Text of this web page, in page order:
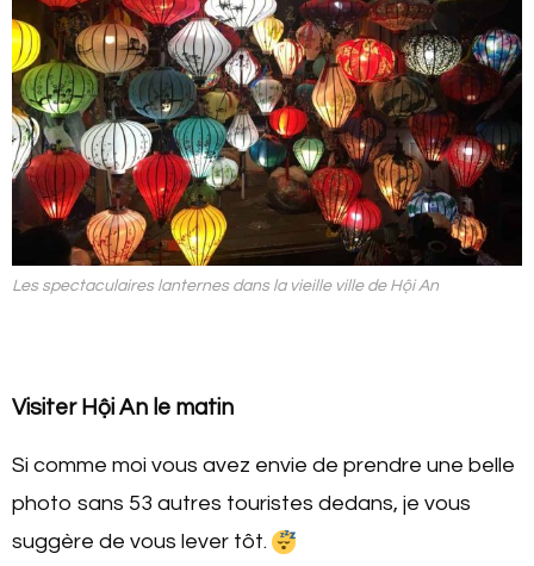
Les spectaculaires lanternes dans la vieille ville de Hội An
Visiter Hội An le matin
Si comme moi vous avez envie de prendre une belle
photo sans 53 autres touristes dedans, je vous
suggère de vous lever tôt.